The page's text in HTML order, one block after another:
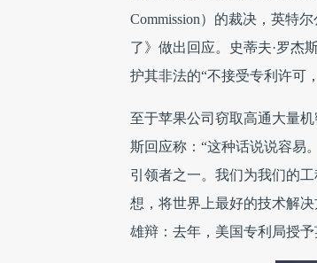
Commission）的裁决，英特
了》做出回应。史蒂夫·罗杰
护其非法的“不接受专利许可
至于苹果公司窃取高通大量
斯回应称：“这种话说说容易
引领者之一。我们为我们的
想，将世界上最好的技术解
雄辩：去年，美国专利局授